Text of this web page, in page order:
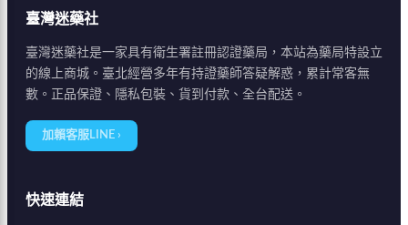
臺灣迷藥社
臺灣迷藥社是一家具有衛生署註冊認證藥局，本站為藥局特設立
的線上商城。臺北經營多年有持證藥師答疑解惑，累計常客無
數。正品保證、隱私包裝、貨到付款、全台配送。
加賴客服LINE ›
快速連結